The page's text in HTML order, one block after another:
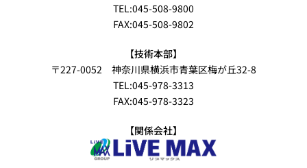
TEL:045-508-9800
FAX:045-508-9802
【技術本部】
〒227-0052 神奈川県横浜市青葉区梅が丘32-8
TEL:045-978-3313
FAX:045-978-3323
【関係会社】